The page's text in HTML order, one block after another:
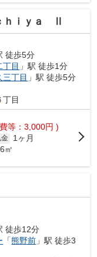
ｈｉｙａ Ⅱ
徒歩5分
丁目 」駅 徒歩1分
三丁目 」駅 徒歩5分
丁目
等：3,000円 )
1ヶ月
㎡
徒歩12分
「熊野前 」駅 徒歩3